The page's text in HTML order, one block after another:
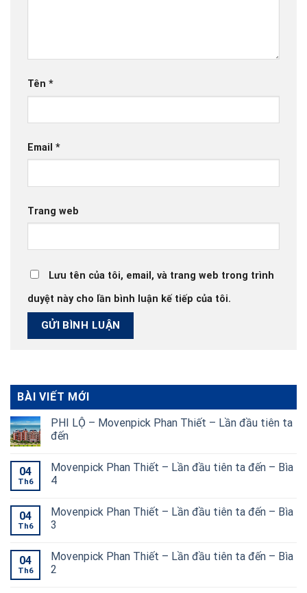
Tên *
Email *
Trang web
Lưu tên của tôi, email, và trang web trong trình
duyệt này cho lần bình luận kế tiếp của tôi.
BÀI VIẾT MỚI
PHI LỘ – Movenpick Phan Thiết – Lần đầu tiên ta
đến
04
Th6
Movenpick Phan Thiết – Lần đầu tiên ta đến – Bìa
4
04
Th6
Movenpick Phan Thiết – Lần đầu tiên ta đến – Bìa
3
04
Th6
Movenpick Phan Thiết – Lần đầu tiên ta đến – Bìa
2